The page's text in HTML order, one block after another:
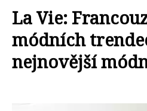
La Vie:
módních
nejnovější